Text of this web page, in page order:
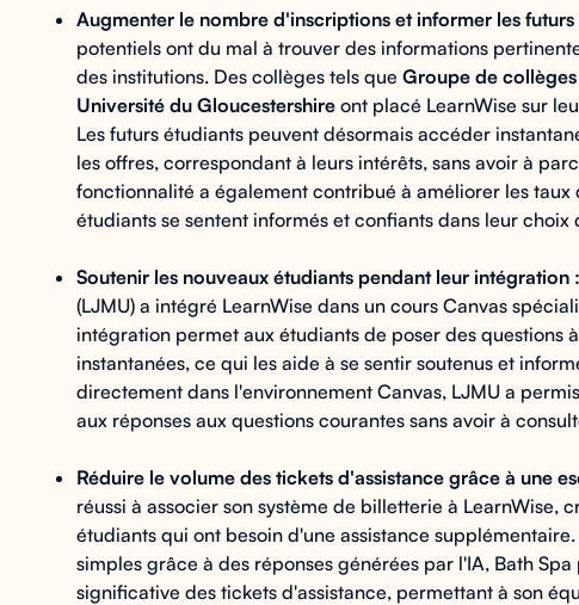
Augmenter le nombre d'inscriptions et informer les futurs
potentiels ont du mal à trouver des informations
des institutions. Des collèges tels que Groupe de collèges
Université du Gloucestershire ont placé LearnWise sur
Les futurs étudiants peuvent désormais accéder
les offres, correspondant à leurs intérêts, sans avoir à
fonctionnalité a également contribué à améliorer les
étudiants se sentent informés et confiants dans leur choix
Soutenir les nouveaux étudiants pendant leur intégration :
(LJMU) a intégré LearnWise dans un cours Canvas
intégration permet aux étudiants de poser des questions
instantanées, ce qui les aide à se sentir soutenus et
directement dans l'environnement Canvas, LJMU a
aux réponses aux questions courantes sans avoir à
Réduire le volume des tickets d'assistance grâce à une
réussi à associer son système de billetterie à LearnWise,
étudiants qui ont besoin d'une assistance
simples grâce à des réponses générées par l'IA, Bath
significative des tickets d'assistance, permettant à son